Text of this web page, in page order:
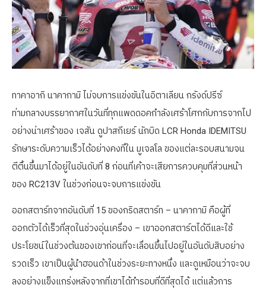
ทาคาอากิ นาคากามิ ไม่จบการแข่งขันในอิตาเลียน กรังด์ปรีซ์
ท่ามกลางบรรยากาศในวันที่ทุกแพดดอคกำลังเศร้าโศกกับการจากไป
อย่างน่าเศร้าของ เจสัน ดูปาสกีเยร์ นักบิด LCR Honda IDEMITSU
รักษาระดับความเร็วได้อย่างคงที่ใน มูเจลโล ของแต่ละรอบสนามจน
ตีตื้นขึ้นมาได้อยู่ในอันดับที่ 8 ก่อนที่เค้าจะเสียการควบคุมที่ส่วนหน้า
ของ RC213V ในช่วงก่อนจะจบการแข่งขัน
ออกสตาร์ทจากอันดับที่ 15 ของกริดสตาร์ท – นาคากามิ คือผู้ที่
ออกตัวได้เร็วที่สุดในช่วงอุ่นเครื่อง – เขาออกสตาร์ตได้ดีและใช้
ประโยชน์ในช่วงต้นของเขาก่อนที่จะเลื่อนขึ้นไปอยู่ในอันดับสิบอย่าง
รวดเร็ว เขาเป็นผู้นำฮอนด้าในช่วงระยะทางหนึ่ง และดูเหมือนว่าจะจบ
ลงอย่างแข็งแกร่งหลังจากที่เขาได้ทำรอบที่ดีที่สุดได้ แต่แล้วการ